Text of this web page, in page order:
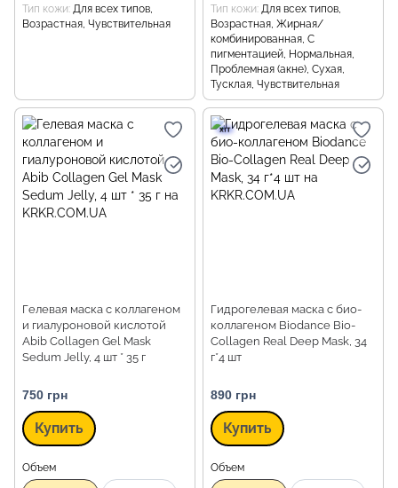
Тип кожи Для всех типов,
Возрастная, Чувствительная
Тип кожи Для всех типов,
Возрастная, Жирная/
комбинированная, С
пигментацией, Нормальная,
Проблемная (акне), Сухая,
Тусклая, Чувствительная
Гелевая маска с коллагеном
и гиалуроновой кислотой
Abib Collagen Gel Mask
Sedum Jelly, 4 шт * 35 г
750 грн
Купить
Объем
Гидрогелевая маска с био-
коллагеном Biodance Bio-
Collagen Real Deep Mask, 34
г*4 шт
890 грн
Купить
Объем